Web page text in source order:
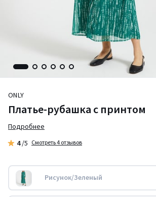
ONLY
Платье-рубашка с принтом
Подробнее
4 /5 Смотреть 4 отзывов
Рисунок/Зеленый